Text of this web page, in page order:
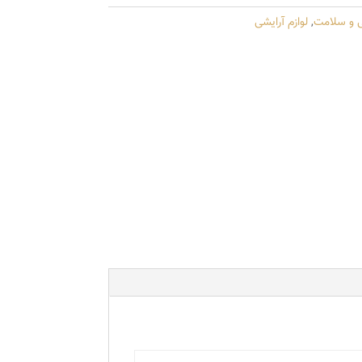
و سلامت,لوازم آرایشی